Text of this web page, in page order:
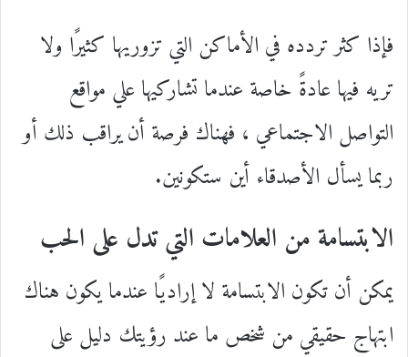
فإذا كثر تردده في الأماكن التي تزوريها كثيرًا ولا
تريه فيها عادةً خاصة عندما تشاركيها علي مواقع
التواصل الاجتماعي ، فهناك فرصة أن يراقب ذلك أو
ربما يسأل الأصدقاء أين ستكونين.
الابتسامة من العلامات التي تدل على الحب
يمكن أن تكون الابتسامة لا إراديًا عندما يكون هناك
ابتهاج حقيقي من شخص ما عند رؤيتك دليل على